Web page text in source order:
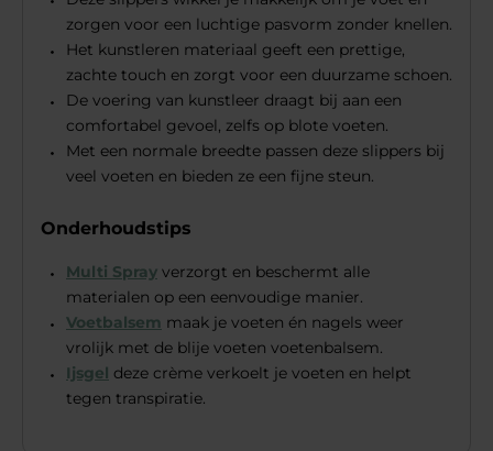
zorgen voor een luchtige pasvorm zonder knellen.
Het kunstleren materiaal geeft een prettige,
zachte touch en zorgt voor een duurzame schoen.
De voering van kunstleer draagt bij aan een
comfortabel gevoel, zelfs op blote voeten.
Met een normale breedte passen deze slippers bij
veel voeten en bieden ze een fijne steun.
Onderhoudstips
Multi Spray verzorgt en beschermt alle
materialen op een eenvoudige manier.
Voetbalsem maak je voeten én nagels weer
vrolijk met de blije voeten voetenbalsem.
Ijsgel deze crème verkoelt je voeten en helpt
tegen transpiratie.